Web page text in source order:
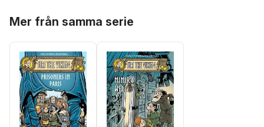
Mer från samma serie